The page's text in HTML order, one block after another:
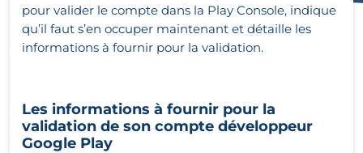
pour valider le compte dans la Play Console, indique
qu’il faut s’en occuper maintenant et détaille les
informations à fournir pour la validation.
Les informations à fournir pour la
validation de son compte développeur
Google Play